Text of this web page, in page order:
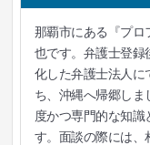
那覇市にある『プロ
也です。弁護士登録
化した弁護士法人に
ち、沖縄へ帰郷し
度かつ専門的な知
す。面談の際には、